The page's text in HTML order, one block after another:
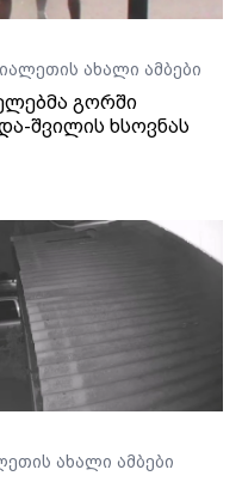
ახალი ამბები
გორში
შვილის ხსოვნას
ახალი ამბები